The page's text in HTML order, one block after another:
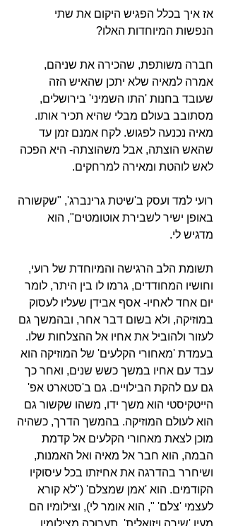
אז איך בכלל הפגיש היקום את שתי
הנפשות המיוחדות האלו?
חברה משותפת, שהכירה את שניהם,
אמרה למאיה שלא יתכן שהאיש הזה
שעובד בחנות 'התו השמיני' בירושלים,
מסתובב בעולם מבלי שהיא תכיר אותו.
מאיה נכנעה לפגוש. לקח אמנם זמן עד
שהאש הוצתה, אבל משהוצתה- היא הפכה
לאש לוהטת ומאירה למרחקים.
רועי למד ועסק ב'שיטת גרינברג', "שקשורה
באופן ישיר לשבירת אוטומטים", הוא
מדגיש לי.
תשומת הלב הרגישה והמיוחדת של רועי,
וחושיו המחודדים, גרמו לו בין היתר, לומר
יום אחד לאחיו- אסף אבידן שעליו לעסוק
במוזיקה, ולא בשום דבר אחר, ובהמשך גם
לעזור ולהוביל את אחיו אל ההצלחות שלו.
בעמדת 'מאחורי הקלעים' של המוזיקה הוא
עבד עם אחיו במשך כשש שנים, ואחר כך
גם עם להקת הבילויים. גם ב'סטארט אפ'
הייטקיסטי הוא משך ידו, משהו שקשור גם
הוא לעולם המוזיקה. בהמשך הדרך, כשהיה
מוכן לצאת מאחורי הקלעים אל קדמת
הבמה, הוא חבר אל מאיה ואל האמנות,
ושיחרר בהדרגה את אחיזתו בכל עיסוקיו
הקודמים. הוא 'אמן שמצלם' ("לא קורא
לעצמי 'צלם' ", הוא אומר לי), וצילומיו הם
מעין 'שירה ויזואלית'. תערוכה מצילומיו